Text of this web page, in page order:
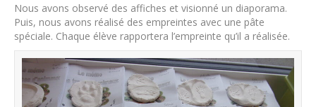
Nous avons observé des affiches et visionné un diaporama.
Puis, nous avons réalisé des empreintes avec une pâte
spéciale. Chaque élève rapportera l’empreinte qu’il a réalisée.